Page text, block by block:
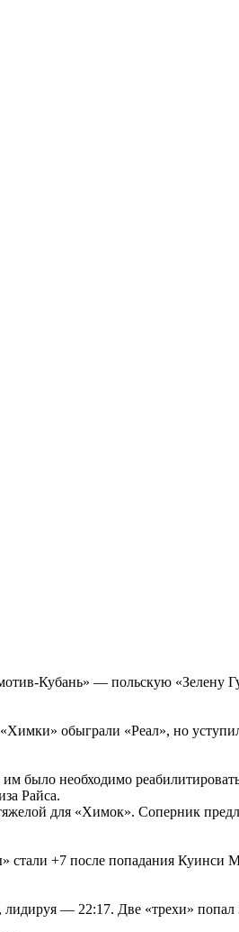
Кубань» — польскую «Зелену
обыграли «Реал», но
было необходимо
Райса.
для «Химок». Соперник
стали +7 после попадания
— 22:17. Две «трехи» попал